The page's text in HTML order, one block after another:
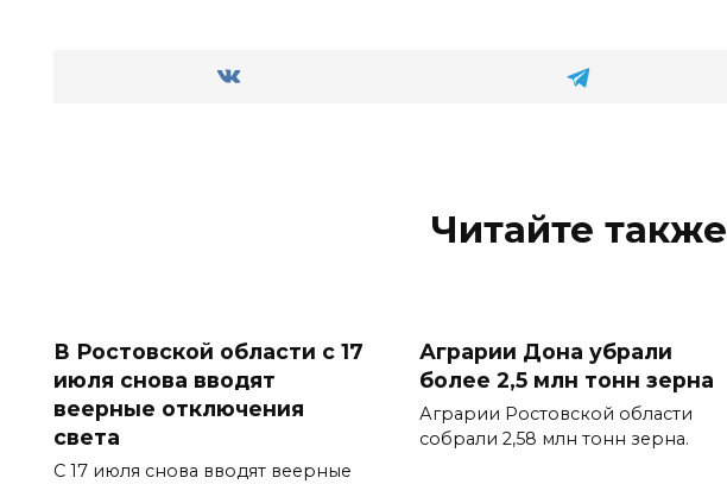
Читайте также
В Ростовской области с 17
июля снова вводят
веерные отключения
света
С 17 июля снова вводят веерные
Аграрии Дона убрали
более 2,5 млн тонн зерна
Аграрии Ростовской области
собрали 2,58 млн тонн зерна.